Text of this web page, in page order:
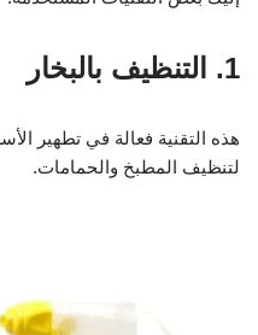
1. التنظيف بالبخار
هذه التقنية فعالة في تطهير
لتنظيف المطبخ والحمامات.